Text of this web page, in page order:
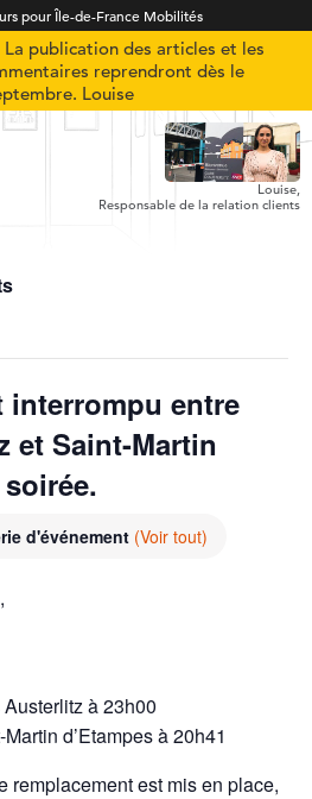
pour Île-de-France Mobilités
La publication des articles et les
reprendront dès le
Louise
Louise,
Responsable de la relation clients
interrompu entre
et Saint-Martin
d'événement (Voir tout)
à 23h00
d’Etampes à 20h41
remplacement est mis en place,